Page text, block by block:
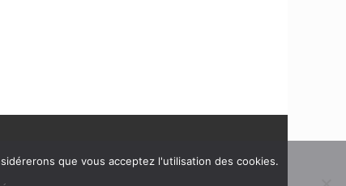
que vous acceptez l'utilisation des cookies.